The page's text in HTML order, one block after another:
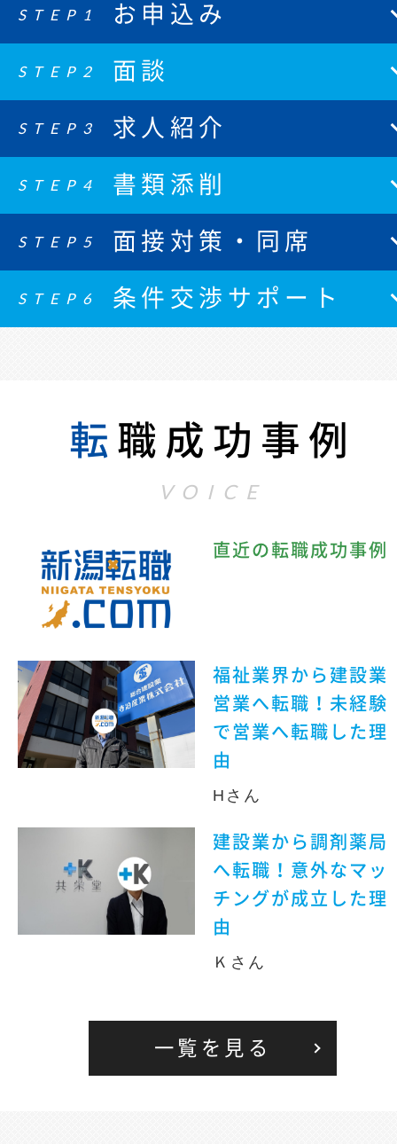
STEP1 お申込み
STEP2 面談
STEP3 求人紹介
STEP4 書類添削
STEP5 面接対策・同席
STEP6 条件交渉サポート
転 職成功事例
VOICE
直近の転職成功事例
福祉業界から建設業
営業へ転職！未経験
で営業へ転職した理
由
Hさん
建設業から調剤薬局
へ転職！意外なマッ
チングが成立した理
由
Ｋさん
一覧を見る